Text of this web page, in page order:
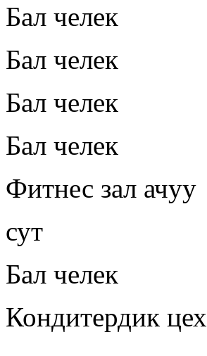
Бал челек
Бал челек
Бал челек
Бал челек
Фитнес зал ачуу
сут
Бал челек
Кондитердик цех